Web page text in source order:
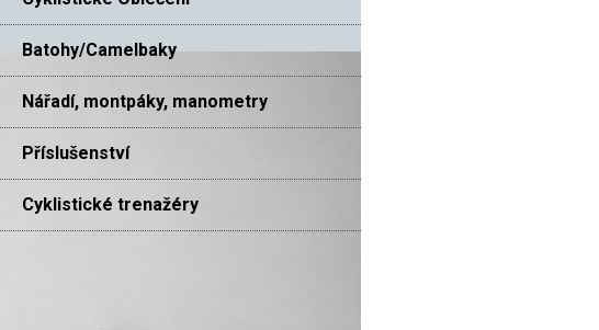
Batohy/Camelbaky
Nářadí, montpáky, manometry
Příslušenství
Cyklistické trenažéry